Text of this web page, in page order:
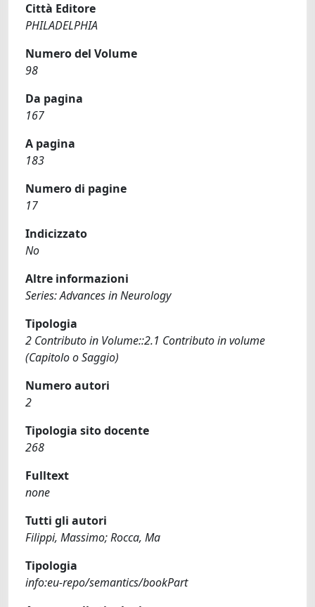
Città Editore
PHILADELPHIA
Numero del Volume
98
Da pagina
167
A pagina
183
Numero di pagine
17
Indicizzato
No
Altre informazioni
Series: Advances in Neurology
Tipologia
2 Contributo in Volume::2.1 Contributo in volume
(Capitolo o Saggio)
Numero autori
2
Tipologia sito docente
268
Fulltext
none
Tutti gli autori
Filippi, Massimo; Rocca, Ma
Tipologia
info:eu-repo/semantics/bookPart